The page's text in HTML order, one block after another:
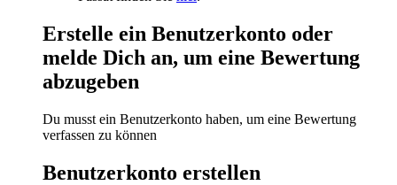
Erstelle ein Benutzerkonto oder
melde Dich an, um eine Bewertung
abzugeben
Du musst ein Benutzerkonto haben, um eine Bewertung
verfassen zu können
Benutzerkonto erstellen